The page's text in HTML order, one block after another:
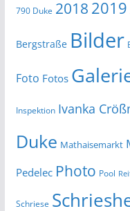
790 Duke 2018 2019
Bergstraße Bilder
Foto Fotos
Inspektion Ivanka
Duke Mathaisemarkt
Pedelec Photo Pool
Schriese